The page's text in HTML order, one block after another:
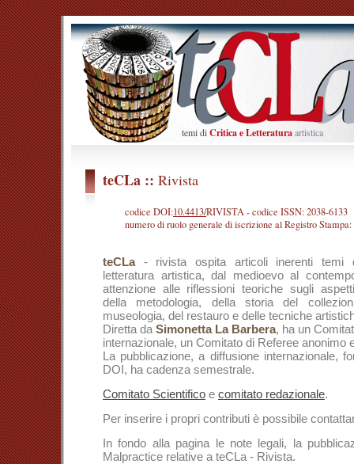
temi diCriticaeLetteraturaartistica
teCLa :: Rivista
codice DOI:10.4413/RIVISTA - codice ISSN: 2038-6133
numero di ruolo generale di iscrizione al Registro Stampa:
teCLa- rivista ospita articoli inerenti temi
letteratura artistica, dal medioevo al
attenzione alle riflessioni teoriche sugli
della metodologia, della storia del
museologia, del restauro e delle tecniche
Diretta da Simonetta La Barbera, ha un
internazionale, un Comitato di Referee anonimo
La pubblicazione, a diffusione internazionale,
DOI, ha cadenza semestrale.
Comitato Scientifico e comitato redazionale.
Per inserire i propri contributi è possibile
In fondo alla pagina le note legali, la
Malpractice relative a teCLa - Rivista.